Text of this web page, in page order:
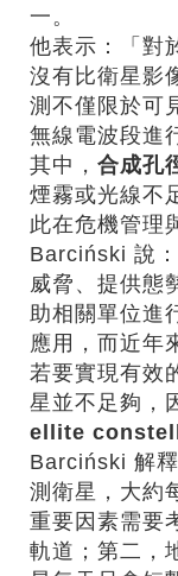
一。
他表示：「對
沒有比衛星影
測不僅限於可
無線電波段進
其中， 合成孔
煙霧或光線不
此在危機管理
Barciński 說
威脅、提供態
助相關單位進
應用，而近年
若要實現有效
星並不足夠，
ellite
Barciński 解
測衛星，大約
重要因素需要
軌道；第二，